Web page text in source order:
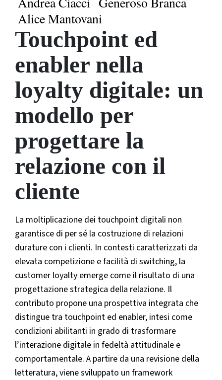
Alice Mantovani
Touchpoint ed
enabler nella
loyalty digitale: un
modello per
progettare la
relazione con il
cliente
La moltiplicazione dei touchpoint digitali non
garantisce di per sé la costruzione di relazioni
durature con i clienti. In contesti caratterizzati da
elevata competizione e facilità di switching, la
customer loyalty emerge come il risultato di una
progettazione strategica della relazione. Il
contributo propone una prospettiva integrata che
distingue tra touchpoint ed enabler, intesi come
condizioni abilitanti in grado di trasformare
l’interazione digitale in fedeltà attitudinale e
comportamentale. A partire da una revisione della
letteratura, viene sviluppato un framework